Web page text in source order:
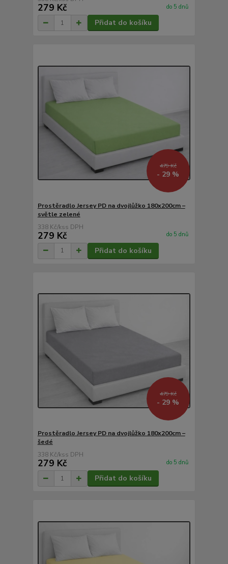
279 Kč do 5 dnů
Přidat do košíku
479 Kč
- 29 %
Prostěradlo Jersey PD na dvojlůžko 180x200cm –
světle zelené
338 Kč/ks
279 Kč do 5 dnů
Přidat do košíku
479 Kč
- 29 %
Prostěradlo Jersey PD na dvojlůžko 180x200cm –
šedé
338 Kč/ks
279 Kč do 5 dnů
Přidat do košíku